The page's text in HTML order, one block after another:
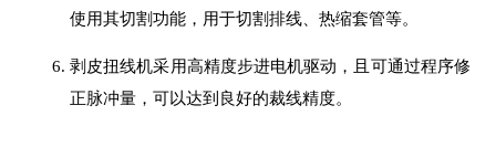
使用其切割功能，用于切割排线、热缩套管等。
剥皮扭线机采用高精度步进电机驱动，且可通过程序修
正脉冲量，可以达到良好的裁线精度。